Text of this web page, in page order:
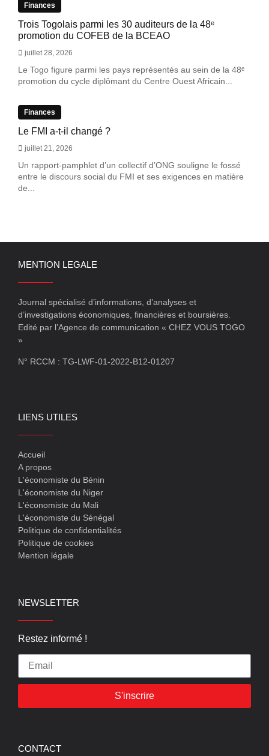
Finances
Trois Togolais parmi les 30 auditeurs de la 48ᵉ
promotion du COFEB de la BCEAO
juillet 28, 2026
Le Togo figure parmi les pays représentés au sein de la 48ᵉ
promotion du cycle diplômant du Centre Ouest Africain...
Finances
Le FMI a-t-il changé ?
juillet 21, 2026
Un rapport-pamphlet d’un collectif d’ONG souligne le fossé
entre le discours social du FMI et ses exigences en matière
de...
MENTION LEGALE
Journal spécialisé d’informations, d’analyses et
d’investigations économiques, financières et boursières.
Edité par l’Agence de communication « CHEZ VOUS TOGO
»
N° RCCM : TG-LWF-01-2022-B12-01207
LIENS UTILES
Accueil
A propos
L'économiste du Bénin
L'économiste du Niger
L'économiste du Mali
L'économiste du Sénégal
Politique de confidentialités
Politique de cookies
Mention légale
NEWSLETTER
Restez informé !
S'inscrire
CONTACT